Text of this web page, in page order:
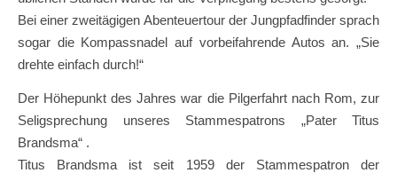
Bei einer zweitägigen Abenteuertour der Jungpfadfinder sprach
sogar die Kompassnadel auf vorbeifahrende Autos an. „Sie
drehte einfach durch!“
Der Höhepunkt des Jahres war die Pilgerfahrt nach Rom, zur
Seligsprechung unseres Stammespatrons „Pater Titus
Brandsma“ .
Titus Brandsma ist seit 1959 der Stammespatron der